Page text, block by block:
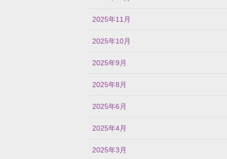
2025年11月
2025年10月
2025年9月
2025年8月
2025年6月
2025年4月
2025年3月